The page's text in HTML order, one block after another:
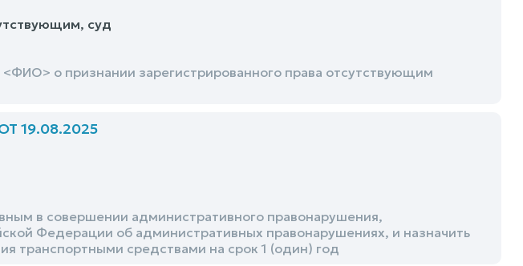
суд
о признании зарегистрированного права отсутствующим
19.08.2025
в совершении административного правонарушения,
Федерации об административных правонарушениях, и назначить
транспортными средствами на срок 1 (один) год